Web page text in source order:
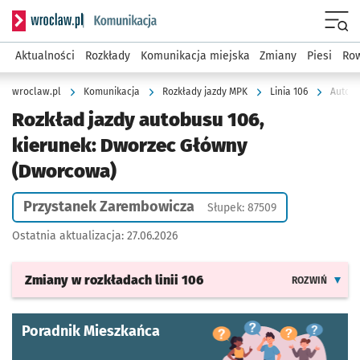
Serwis informacyjny wroclaw.pl podserwis: Komunikacja
Aktualności Rozkłady Komunikacja miejska Zmiany Piesi
wroclaw.pl Komunikacja Rozkłady jazdy MPK Linia 106
Rozkład jazdy autobusu 106,
kierunek: Dworzec Główny
(Dworcowa)
Przystanek Zarembowicza Słupek: 87509
Ostatnia aktualizacja: 27.06.2026
Zmiany w rozkładach linii 106 ROZWIŃ
Poradnik Mieszkańca